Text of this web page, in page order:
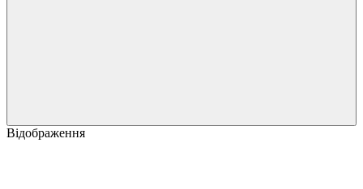
Відображення